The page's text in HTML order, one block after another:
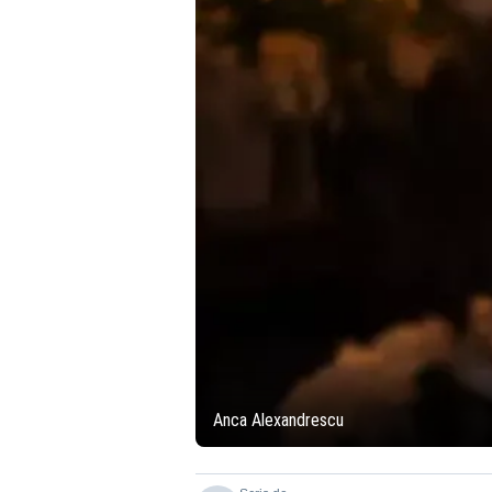
Anca Alexandrescu